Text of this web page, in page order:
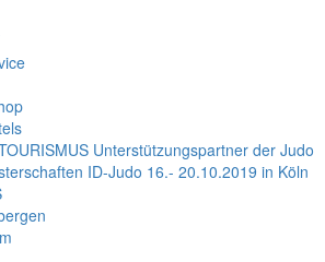
Unterstützungspartner der Judo
ID-Judo 16.- 20.10.2019 in Köln